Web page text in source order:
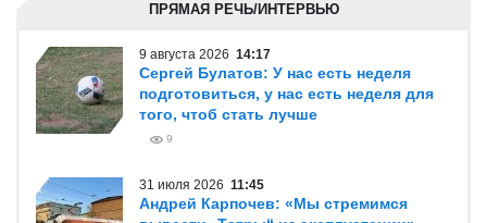
ПРЯМАЯ РЕЧЬ/ИНТЕРВЬЮ
9 августа 2026 14:17
Сергей Булатов: У нас есть неделя
подготовиться, у нас есть неделя для
того, чтоб стать лучше
9
31 июля 2026 11:45
Андрей Карпочев: «Мы стремимся